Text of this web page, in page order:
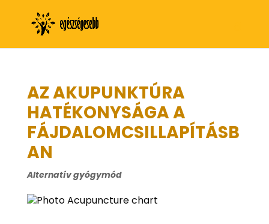
AZ AKUPUNKTÚRA
HATÉKONYSÁGA A
FÁJDALOMCSILLAPÍTÁSB
AN
Alternatív gyógymód